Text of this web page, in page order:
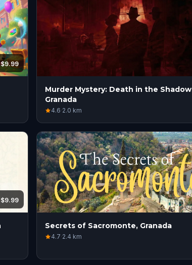
$9.99
Murder Mystery: Death in the
Granada
4.6·2.0 km
$9.99
Secrets of Sacromonte, Granada
4.7·2.4 km